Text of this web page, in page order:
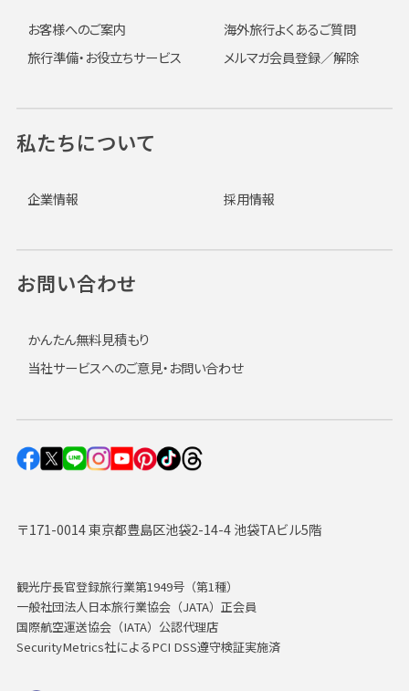
〒171-0014 東京都豊島区池袋2-14-4 池袋TAビル5階
観光庁長官登録旅行業第1949号（第1種）
一般社団法人日本旅行業協会（JATA）正会員
国際航空運送協会（IATA）公認代理店
SecurityMetrics社によるPCI DSS遵守検証実施済
お客様へのご案内
海外旅行よくあるご質問
旅行準備・お役立ちサービス
メルマガ会員登録／解除
私たちについて
企業情報 採用情報
お問い合わせ
かんたん無料見積もり
当社サービスへのご意見・お問い合わせ